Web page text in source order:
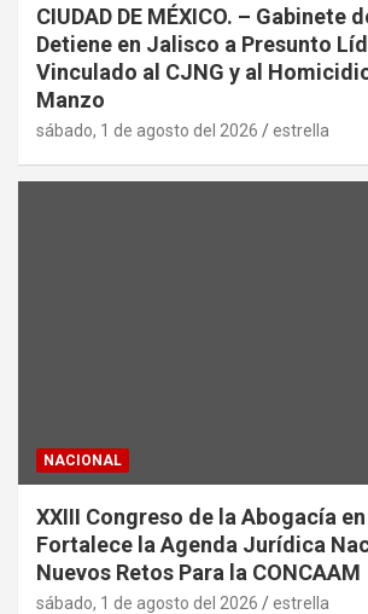
CIUDAD DE MÉXICO. – Gabinete
Detiene en Jalisco a Presunto
Vinculado al CJNG y al
Manzo
sábado, 1 de agosto del 2026 estrella
NACIONAL
XXIII Congreso de la Abogacía
Fortalece la Agenda Jurídica
Nuevos Retos Para la CONCAAM
sábado, 1 de agosto del 2026 estrella